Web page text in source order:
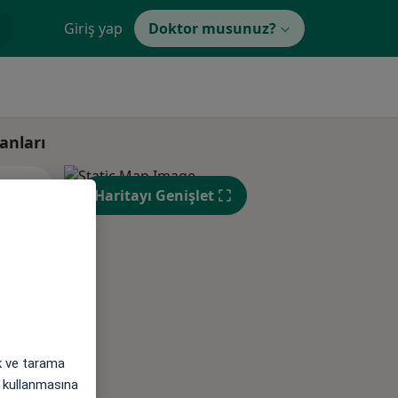
Giriş yap Doktor musunuz?
Çar,
12 Ağustos
Per,
13 Ağustos
Haritayı Genişlet
ve tarama